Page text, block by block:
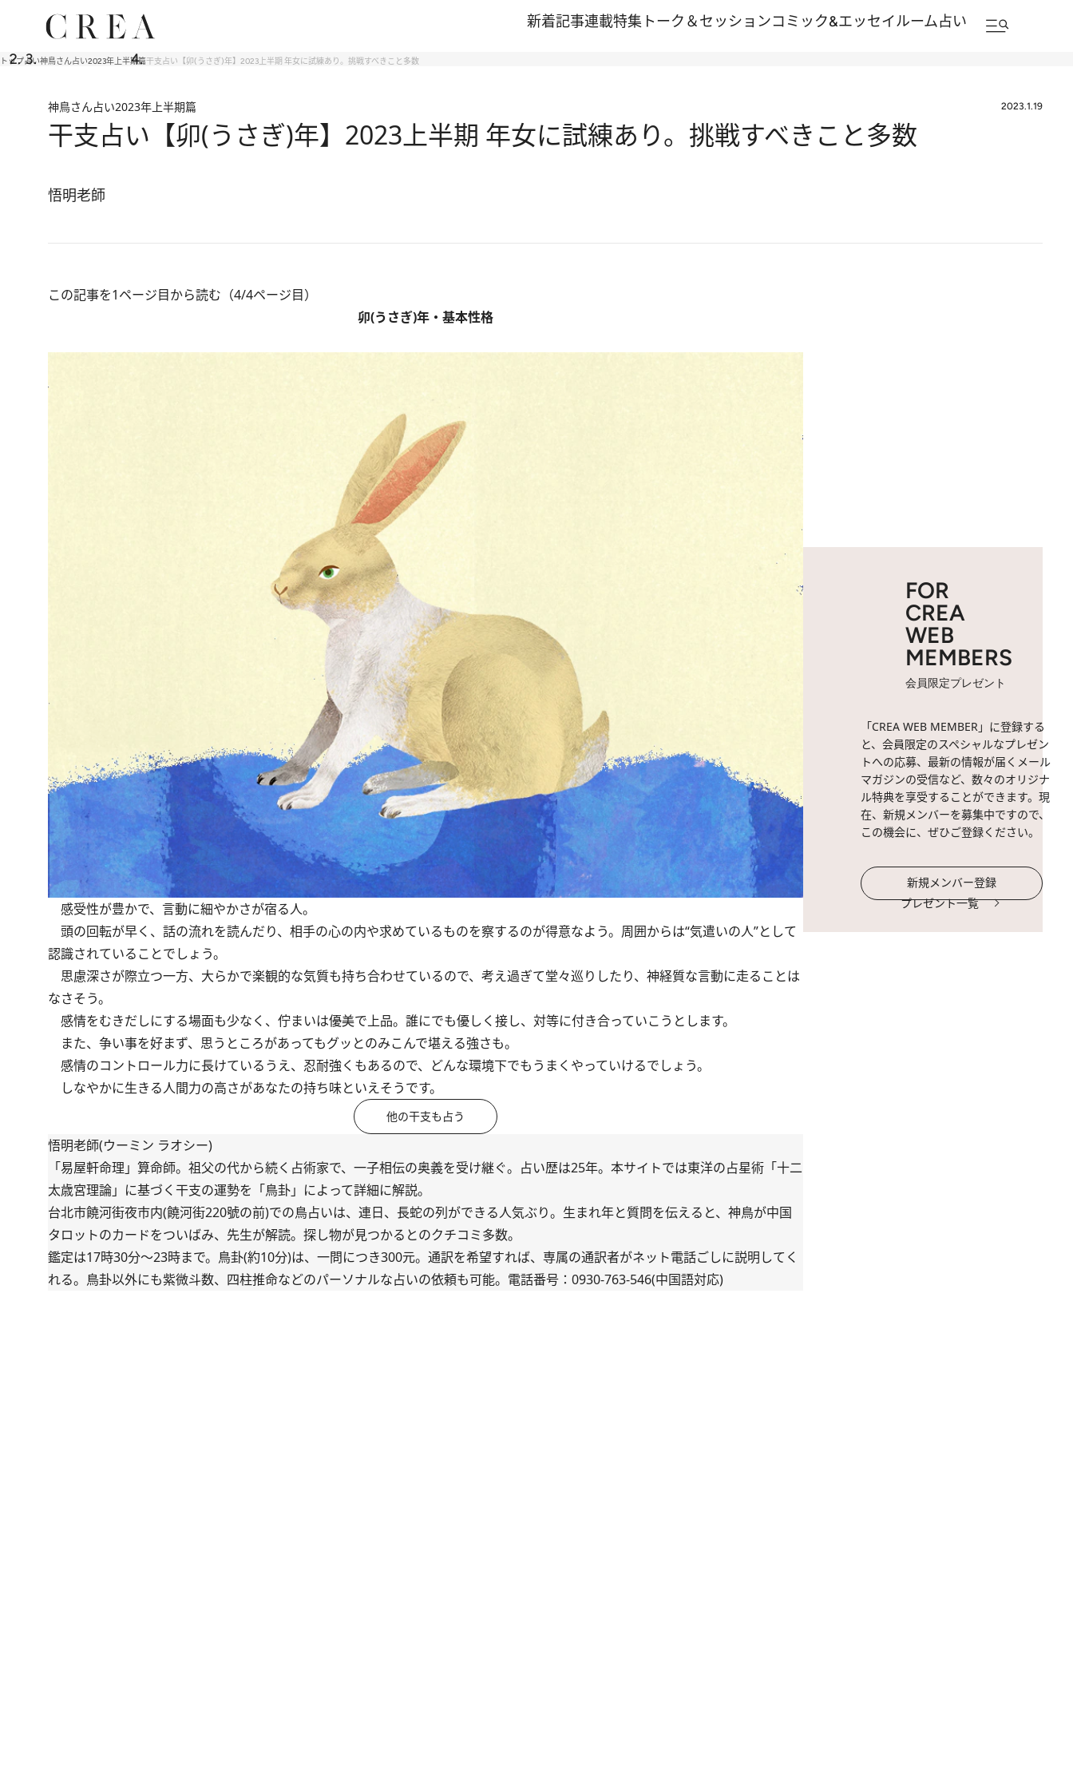
新着記事連載特集 トーク＆セッションコミック&エッセイルーム占い
トップ占い神鳥さん占い2023年上半期篇干支占い【卯(うさぎ)年】2023上半期 年女に試練あり。挑戦すべきこと多数
神鳥さん占い2023年上半期篇 2023.1.19
干支占い【卯(うさぎ)年】2023上半期 年女に試練あり。挑戦すべきこと多数
悟明老師
この記事を1ページ目から読む（4/4ページ目）
卯(うさぎ)年・基本性格
感受性が豊かで、言動に細やかさが宿る人。
頭の回転が早く、話の流れを読んだり、相手の心の内や求めているものを察するのが得意なよう。周囲からは“気遣いの人”として
認識されていることでしょう。
思慮深さが際立つ一方、大らかで楽観的な気質も持ち合わせているので、考え過ぎて堂々巡りしたり、神経質な言動に走ることは
なさそう。
感情をむきだしにする場面も少なく、佇まいは優美で上品。誰にでも優しく接し、対等に付き合っていこうとします。
また、争い事を好まず、思うところがあってもグッとのみこんで堪える強さも。
感情のコントロール力に長けているうえ、忍耐強くもあるので、どんな環境下でもうまくやっていけるでしょう。
しなやかに生きる人間力の高さがあなたの持ち味といえそうです。
他の干支も占う
悟明老師(ウーミン ラオシー)
「易屋軒命理」算命師。祖父の代から続く占術家で、一子相伝の奥義を受け継ぐ。占い歴は25年。本サイトでは東洋の占星術「十二
太歳宮理論」に基づく干支の運勢を「鳥卦」によって詳細に解説。
台北市饒河街夜市内(饒河街220號の前)での鳥占いは、連日、長蛇の列ができる人気ぶり。生まれ年と質問を伝えると、神鳥が中国
タロットのカードをついばみ、先生が解読。探し物が見つかるとのクチコミ多数。
鑑定は17時30分～23時まで。鳥卦(約10分)は、一問につき300元。通訳を希望すれば、専属の通訳者がネット電話ごしに説明してく
れる。鳥卦以外にも紫微斗数、四柱推命などのパーソナルな占いの依頼も可能。電話番号：0930-763-546(中国語対応)
FOR
CREA
WEB
MEMBERS
会員限定プレゼント
「CREA WEB MEMBER」に登録する
と、会員限定のスペシャルなプレゼン
トへの応募、最新の情報が届くメール
マガジンの受信など、数々のオリジナ
ル特典を享受することができます。現
在、新規メンバーを募集中ですので、
この機会に、ぜひご登録ください。
新規メンバー登録
プレゼント一覧